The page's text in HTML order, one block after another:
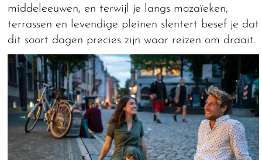
middeleeuwen, en terwijl je langs mozaïeken,
terrassen en levendige pleinen slentert besef je dat
dit soort dagen precies zijn waar reizen om draait.